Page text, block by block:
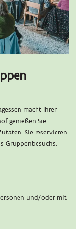
macht Ihren
genießen Sie
Sie reservieren
Gruppenbesuchs.
und/oder mit